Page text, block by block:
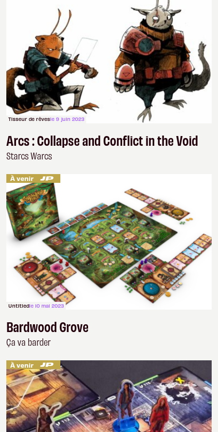
Tisseur de rêvesle 9 juin 2023
Arcs : Collapse and Conflict in the Void
Starcs Warcs
À venir
Untitledle 10 mai 2023
Bardwood Grove
Ça va barder
À venir